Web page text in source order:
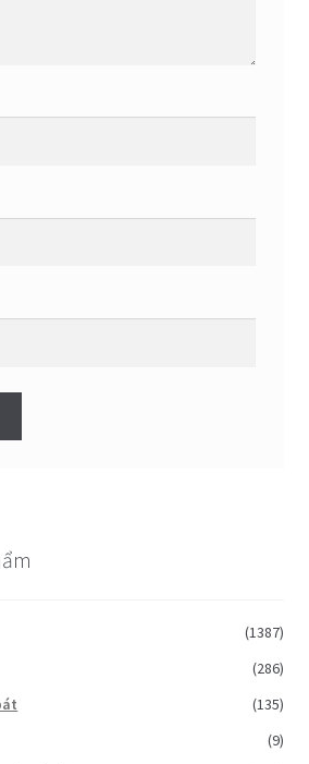
(1387)
(286)
(135)
(9)